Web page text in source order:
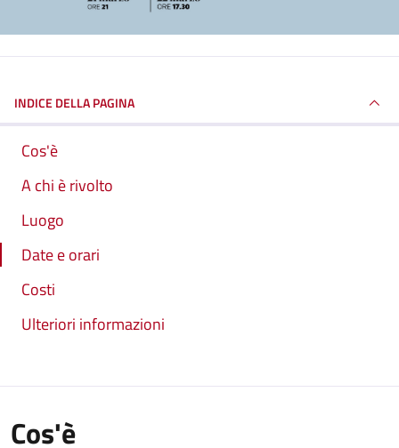
INDICE DELLA PAGINA
Cos'è
A chi è rivolto
Luogo
Date e orari
Costi
Ulteriori informazioni
Cos'è